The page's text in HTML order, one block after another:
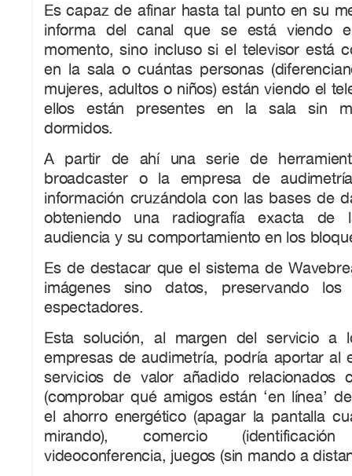
Es capaz de afinar hasta tal punto en su
informa del canal que se está viendo
momento, sino incluso si el televisor está
en la sala o cuántas personas
mujeres, adultos o niños) están viendo el
ellos están presentes en la sala sin
dormidos.
A partir de ahí una serie de
broadcaster o la empresa de
información cruzándola con las bases de
obteniendo una radiografía exacta
audiencia y su comportamiento en los
Es de destacar que el sistema de
imágenes sino datos, preservando
espectadores.
Esta solución, al margen del servicio a
empresas de audimetría, podría aportar al
servicios de valor añadido relacionados
(comprobar qué amigos están ‘en línea’
el ahorro energético (apagar la pantalla
mirando), comercio
videoconferencia, juegos (sin mando a